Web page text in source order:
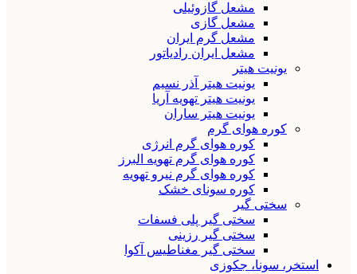
مشعل گازوئیلی
مشعل گازی
مشعل گرم ایران
مشعل ایران رادیاتور
یونیت هیتر
یونیت هیتر آذر نسیم
یونیت هیتر تهویه آریا
یونیت هیتر ساران
کوره هوای گرم
کوره هوای گرم انرژی
کوره هوای گرم تهویه البرز
کوره هوای گرم نیرو تهویه
کوره سونای خشک
سختی گیر
سختی گیر پلی فسفات
سختی گیر رزینی
سختی گیر مغناطیس آکوا
استخر، سونا، جکوزی